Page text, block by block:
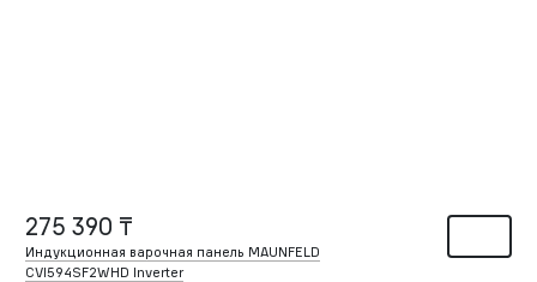
275 390 ₸
Индукционная варочная панель MAUNFELD
CVI594SF2WHD Inverter